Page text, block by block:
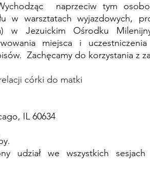
naprzeciw tym
w warsztatach wyjazdowych,
w Jezuickim Ośrodku
miejsca i
Zachęcamy do korzystania z
córki do matki
IL 60634
udział we wszystkich sesjach